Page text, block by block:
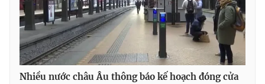
Nhiều nước châu Âu thông báo kế hoạch đóng cửa